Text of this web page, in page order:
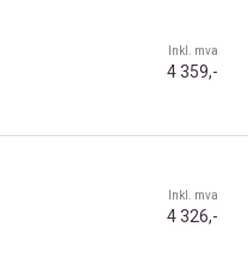
Inkl. mva
4 359,-
Inkl. mva
4 326,-